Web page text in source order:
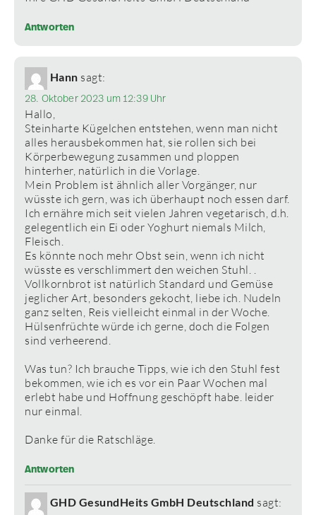
Antworten
Hann sagt:
28. Oktober 2023 um 12:39 Uhr
Hallo,
Steinharte Kügelchen entstehen, wenn man nicht
alles herausbekommen hat, sie rollen sich bei
Körperbewegung zusammen und ploppen
hinterher, natürlich in die Vorlage.
Mein Problem ist ähnlich aller Vorgänger, nur
wüsste ich gern, was ich überhaupt noch essen darf.
Ich ernähre mich seit vielen Jahren vegetarisch, d.h.
gelegentlich ein Ei oder Yoghurt niemals Milch,
Fleisch.
Es könnte noch mehr Obst sein, wenn ich nicht
wüsste es verschlimmert den weichen Stuhl. .
Vollkornbrot ist natürlich Standard und Gemüse
jeglicher Art, besonders gekocht, liebe ich. Nudeln
ganz selten, Reis vielleicht einmal in der Woche.
Hülsenfrüchte würde ich gerne, doch die Folgen
sind verheerend.
Was tun? Ich brauche Tipps, wie ich den Stuhl fest
bekommen, wie ich es vor ein Paar Wochen mal
erlebt habe und Hoffnung geschöpft habe. leider
nur einmal.
Danke für die Ratschläge.
Antworten
GHD GesundHeits GmbH Deutschland sagt: